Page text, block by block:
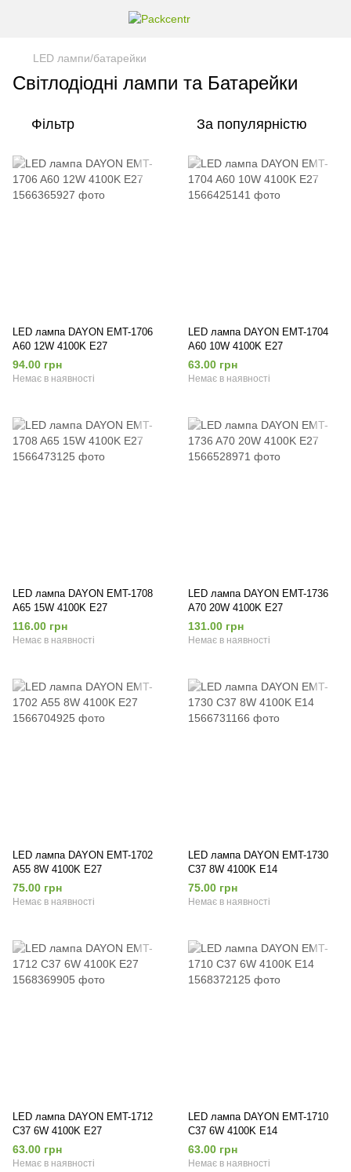
LED лампи/батарейки
Світлодіодні лампи та Батарейки
Фільтр За популярністю
LED лампа DAYON EMT-1706
A60 12W 4100K E27
94.00 грн
Немає в наявності
LED лампа DAYON EMT-1704
A60 10W 4100K E27
63.00 грн
Немає в наявності
LED лампа DAYON EMT-1708
A65 15W 4100K E27
116.00 грн
Немає в наявності
LED лампа DAYON EMT-1736
A70 20W 4100K E27
131.00 грн
Немає в наявності
LED лампа DAYON EMT-1702
А55 8W 4100K E27
75.00 грн
Немає в наявності
LED лампа DAYON EMT-1730
C37 8W 4100K E14
75.00 грн
Немає в наявності
LED лампа DAYON EMT-1712
C37 6W 4100K E27
63.00 грн
Немає в наявності
LED лампа DAYON EMT-1710
C37 6W 4100K E14
63.00 грн
Немає в наявності